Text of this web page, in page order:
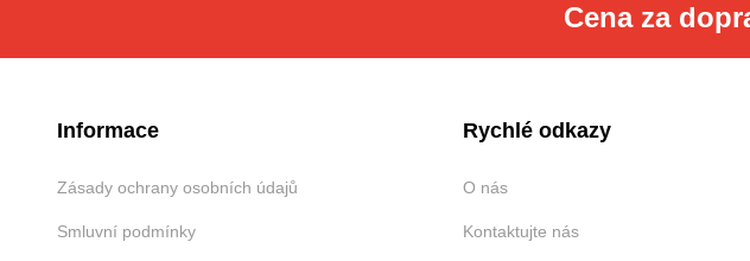
Cena za
Informace
Zásady ochrany osobních údajů
Smluvní podmínky
Rychlé odkazy
O nás
Kontaktujte nás